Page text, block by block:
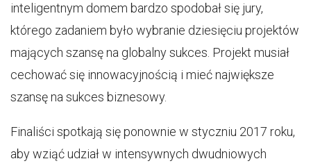
inteligentnym domem bardzo spodobał się jury,
którego zadaniem było wybranie dziesięciu projektów
mających szansę na globalny sukces. Projekt musiał
cechować się innowacyjnością i mieć największe
szansę na sukces biznesowy.
Finaliści spotkają się ponownie w styczniu 2017 roku,
aby wziąć udział w intensywnych dwudniowych